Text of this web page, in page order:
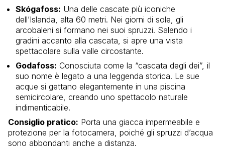
Skógafoss: Una delle cascate più iconiche
dell’Islanda, alta 60 metri. Nei giorni di sole, gli
arcobaleni si formano nei suoi spruzzi. Salendo i
gradini accanto alla cascata, si apre una vista
spettacolare sulla valle circostante.
Godafoss: Conosciuta come la “cascata degli dei”, il
suo nome è legato a una leggenda storica. Le sue
acque si gettano elegantemente in una piscina
semicircolare, creando uno spettacolo naturale
indimenticabile.
Consiglio pratico: Porta una giacca impermeabile e
protezione per la fotocamera, poiché gli spruzzi d’acqua
sono abbondanti anche a distanza.